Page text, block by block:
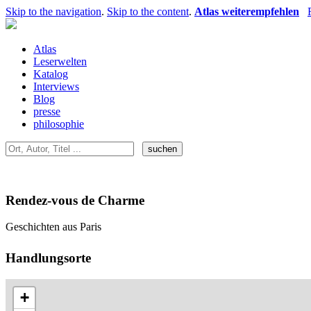
Skip to the navigation. Skip to the content. Atlas weiterempfehlen
Atlas
Leserwelten
Katalog
Interviews
Blog
presse
philosophie
Rendez-vous de Charme
Geschichten aus Paris
Handlungsorte
+